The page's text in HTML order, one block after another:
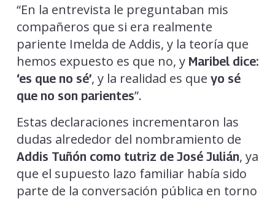
“En la entrevista le preguntaban mis
compañeros que si era realmente
pariente Imelda de Addis, y la teoría que
hemos expuesto es que no, y Maribel dice:
‘es que no sé’, y la realidad es que yo sé
que no son parientes”.
Estas declaraciones incrementaron las
dudas alrededor del nombramiento de
Addis Tuñón como tutriz de José Julián, ya
que el supuesto lazo familiar había sido
parte de la conversación pública en torno